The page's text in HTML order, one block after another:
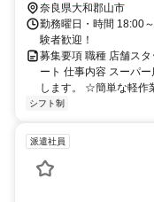
奈良県大和郡山市
勤務曜日・時間 18:00
験者歓迎！
募集要項 職種 店舗ス
ート 仕事内容 スーパ
します。 ☆簡単な軽作
シフト制
派遣社員